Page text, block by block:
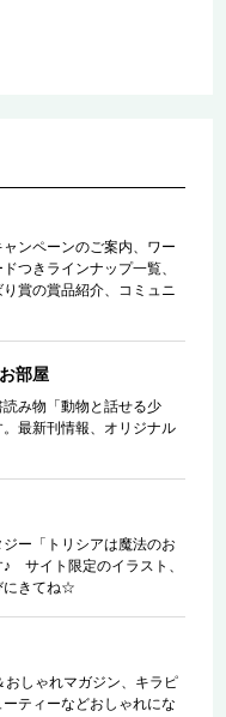
ンペーンのご案内、ワー
つきラインナップ一覧、
賞の賞品紹介、コミュニ
部屋
み物「動物と話せる少
最新刊情報、オリジナル
ー「トリシアは魔法のお
サイト限定のイラスト、
にきてね☆
しゃれマガジン、キラピ
ティーなどおしゃれにな